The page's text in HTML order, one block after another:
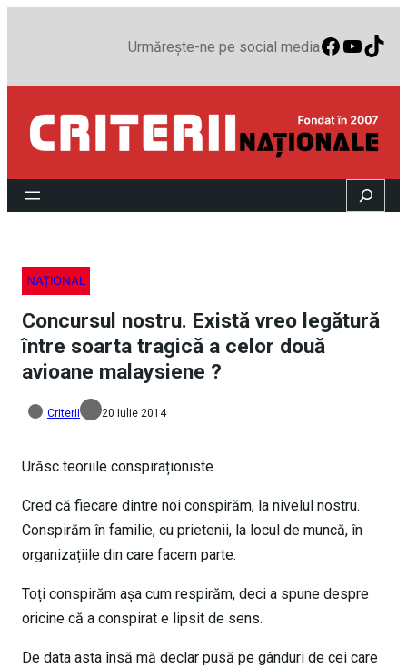
Urmărește-ne pe social media
Search
NAȚIONAL
Concursul nostru. Există vreo legătură
între soarta tragică a celor două
avioane malaysiene ?
Criterii 20 Iulie 2014
Urăsc teoriile conspiraționiste.
Cred că fiecare dintre noi conspirăm, la nivelul nostru.
Conspirăm în familie, cu prietenii, la locul de muncă, în
organizațiile din care facem parte.
Toți conspirăm așa cum respirăm, deci a spune despre
oricine că a conspirat e lipsit de sens.
De data asta însă mă declar pusă pe gânduri de cei care